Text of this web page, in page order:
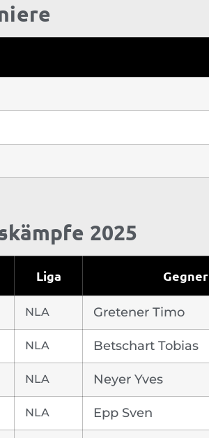
2025
Liga Gegner
NLA Gretener Timo
NLA Betschart Tobias
NLA Neyer Yves
NLA Epp Sven